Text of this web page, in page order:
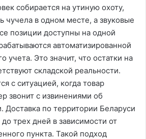
собирается на утиную охоту,
чучела в одном месте, а звуковые
позиции доступны на одной
автоматизированной
учета. Это значит, что остатки на
складской реальности.
с ситуацией, когда товар
звонит с извинениями об
Доставка по территории Беларуси
трех дней в зависимости от
пункта. Такой подход